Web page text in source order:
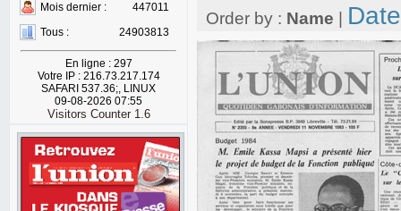
Mois dernier :
447011
Tous :
24903813
En ligne : 297
Votre IP : 216.73.217.174
SAFARI 537.36;, LINUX
09-08-2026 07:55
Visitors Counter 1.6
Order by : Name Date